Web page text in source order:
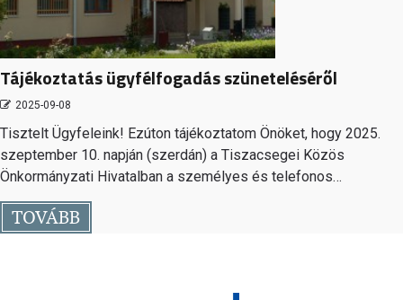
Tájékoztatás ügyfélfogadás szüneteléséről
2025-09-08
Tisztelt Ügyfeleink! Ezúton tájékoztatom Önöket, hogy 2025.
szeptember 10. napján (szerdán) a Tiszacsegei Közös
Önkormányzati Hivatalban a személyes és telefonos…
TOVÁBB